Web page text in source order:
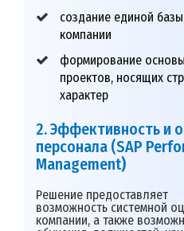
создание единой
компании
формирование
проектов, носящих
характер
2. Эффективность и
персонала (SAP
Management)
Решение предоставляет
возможность системной
компании, а также